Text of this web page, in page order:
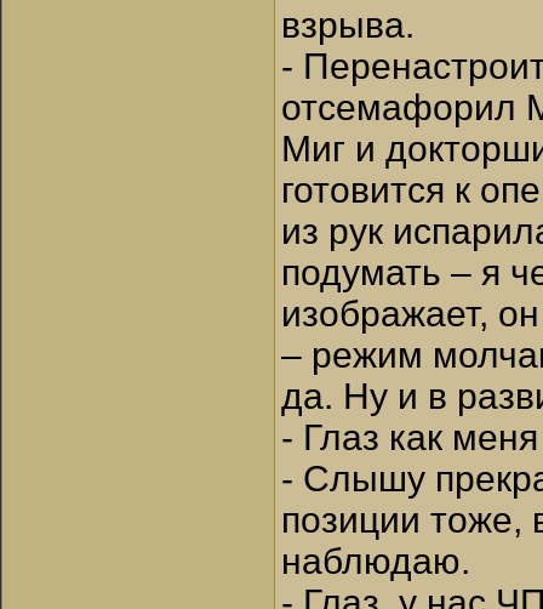
взрыва.
-
отсемафорил
Миг и
готовится к
из рук
подумать – я
изображает,
– режим
да. Ну и в
- Глаз как
- Слышу
позиции тоже,
наблюдаю.